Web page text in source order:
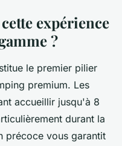
expérience
?
le premier pilier
premium. Les
accueillir jusqu'à 8
durant la
précoce vous garantit